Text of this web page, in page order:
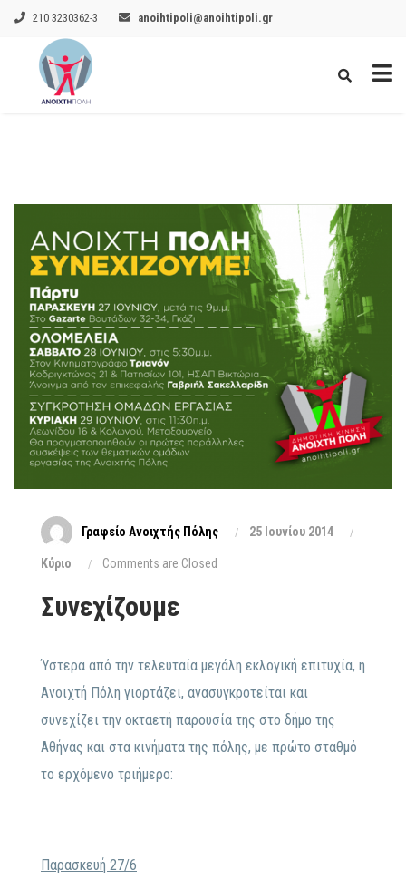
210 3230362-3 anoihtipoli@anoihtipoli.gr
Γραφείο Ανοιχτής Πόλης 25 Ιουνίου 2014
Κύριο Comments are Closed
Συνεχίζουμε
Ύστερα από την τελευταία μεγάλη εκλογική επιτυχία, η
Ανοιχτή Πόλη γιορτάζει, ανασυγκροτείται και
συνεχίζει την οκταετή παρουσία της στο δήμο της
Αθήνας και στα κινήματα της πόλης, με πρώτο σταθμό
το ερχόμενο τριήμερο:
Παρασκευή 27/6